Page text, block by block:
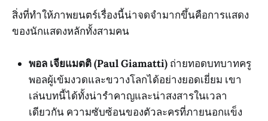
สิ่งที่ทำให้ภาพยนตร์เรื่องนี้น่าจดจำมากขึ้นคือการแสดง
ของนักแสดงหลักทั้งสามคน
พอล เจียแมตติ (Paul Giamatti) ถ่ายทอดบทบาทครู
พอลผู้เข้มงวดและขวางโลกได้อย่างยอดเยี่ยม เขา
เล่นบทนี้ได้ทั้งน่ารำคาญและน่าสงสารในเวลา
เดียวกัน ความซับซ้อนของตัวละครที่ภายนอกแข็ง